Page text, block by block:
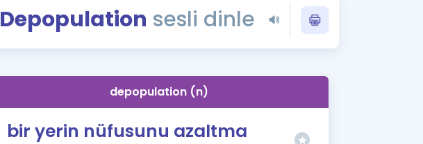
Blog
YDS - YÖKDİL Tüm Sınavlarla İlgili Haberler
İngilizce Gramer
Depopulation sesli dinle
depopulation (n)
bir yerin nüfusunu azaltma